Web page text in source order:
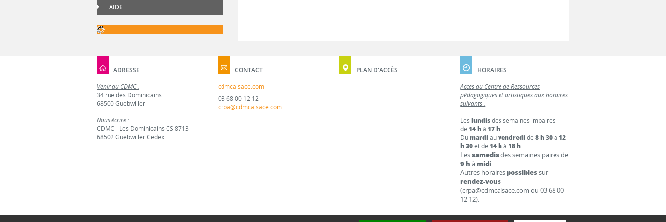
AIDE
ADRESSE
Venir au CDMC :
34 rue des Dominicains
68500 Guebwiller
Nous écrire :
CDMC - Les Dominicains CS 8713
68502 Guebwiller Cedex
CONTACT
cdmcalsace.com
03 68 00 12 12
crpa@cdmcalsace.com
PLAN D'ACCÈS
HORAIRES
Accès au Centre de Ressources
pédagogiques et artistiques aux horaires
suivants :
Leslundisdes semaines impaires
de14 hà17 h.
Dumardi auvendredi de8 h 30à12
h 30et de14 hà18 h.
Lessamedisdes semaines paires de
9 h à midi.
Autres horaires possiblessur
rendez-vous
(crpa@cdmcalsace.com ou 03 68 00
12 12).